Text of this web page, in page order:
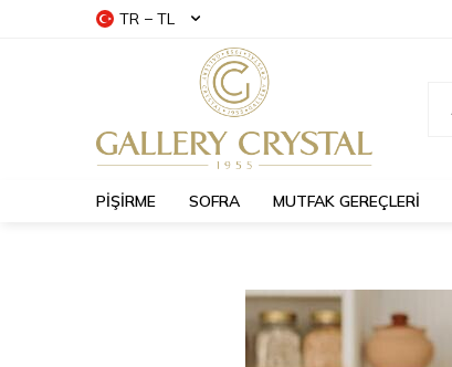
TR − TL
PİŞİRME SOFRA MUTFAK GEREÇLERİ